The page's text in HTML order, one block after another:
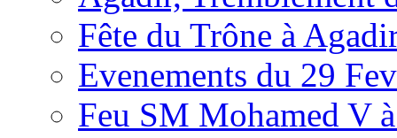
Fête du Trône à
Evenements du 29
Feu SM Mohamed V